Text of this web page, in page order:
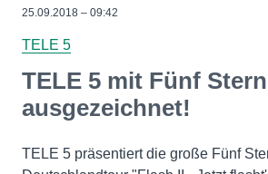
25.09.2018 – 09:42
TELE 5
TELE 5 mit Fünf
ausgezeichnet!
TELE 5 präsentiert die große Fünf